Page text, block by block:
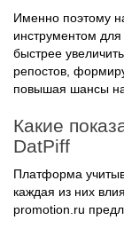
инструментом
быстрее
репостов,
повышая шансы
DatPiff
каждая из них
promotion.ru